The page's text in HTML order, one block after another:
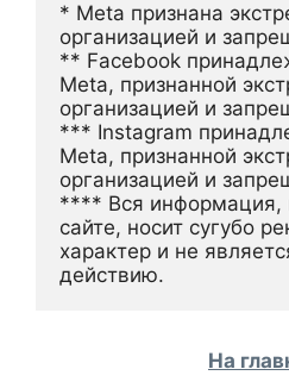
* Meta признана
организацией и
** Facebook
Meta, признанной
организацией и
*** Instagram
Meta, признанной
организацией и
**** Вся информация,
сайте, носит сугубо
характер и не
действию.
На